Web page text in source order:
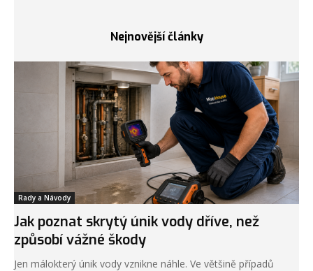
Nejnovější články
Rady a Návody
Jak poznat skrytý únik vody dříve, než
způsobí vážné škody
Jen málokterý únik vody vznikne náhle. Ve většině případů